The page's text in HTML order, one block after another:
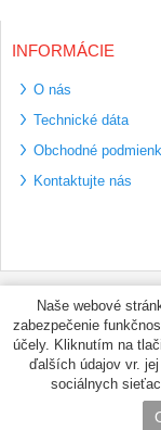
INFORMÁCIE
O nás
Technické dáta
Obchodné
Kontaktujte nás
Naše webové
zabezpečenie
účely. Kliknutím na
ďalších údajov vr.
sociálnych